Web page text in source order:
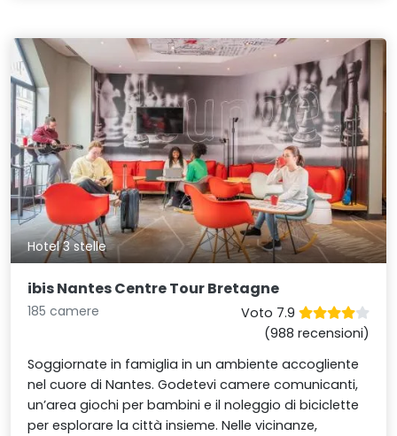
Hotel 3 stelle
ibis Nantes Centre Tour Bretagne
185 camere
Voto 7.9
(988 recensioni)
Soggiornate in famiglia in un ambiente accogliente
nel cuore di Nantes. Godetevi camere comunicanti,
un’area giochi per bambini e il noleggio di biciclette
per esplorare la città insieme. Nelle vicinanze,